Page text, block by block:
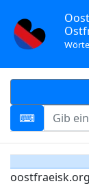
oostfraeisk.org